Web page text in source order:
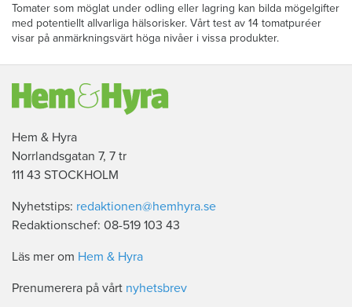
Tomater som möglat under odling eller lagring kan bilda mögelgifter
med potentiellt allvarliga hälsorisker. Vårt test av 14 tomatpuréer
visar på anmärkningsvärt höga nivåer i vissa produkter.
Hem & Hyra
Norrlandsgatan 7, 7 tr
111 43 STOCKHOLM
Nyhetstips: redaktionen@hemhyra.se
Redaktionschef: 08-519 103 43
Läs mer om Hem & Hyra
Prenumerera på vårt nyhetsbrev